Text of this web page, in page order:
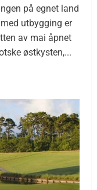
på egnet land
utbygging er
av mai åpnet
østkysten,...